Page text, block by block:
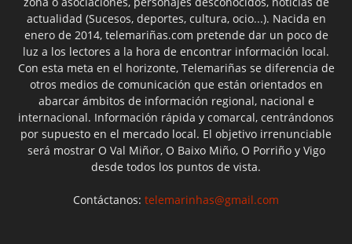
actualidad (Sucesos, deportes, cultura, ocio...). Nacida en
enero de 2014, telemariñas.com pretende dar un poco de
luz a los lectores a la hora de encontrar información local.
Con esta meta en el horizonte, Telemariñas se diferencia de
otros medios de comunicación que están orientados en
abarcar ámbitos de información regional, nacional e
internacional. Información rápida y comarcal, centrándonos
por supuesto en el mercado local. El objetivo irrenunciable
será mostrar O Val Miñor, O Baixo Miño, O Porriño y Vigo
desde todos los puntos de vista.
Contáctanos: telemarinhas@gmail.com